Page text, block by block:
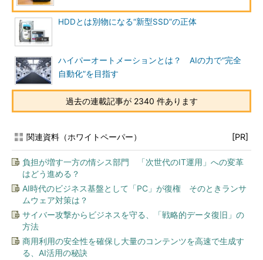
HDDとは別物になる“新型SSD”の正体
ハイパーオートメーションとは？ AIの力で“完全
自動化”を目指す
過去の連載記事が 2340 件あります
関連資料（ホワイトペーパー） [PR]
負担が増す一方の情シス部門 「次世代のIT運用」への変革
はどう進める？
AI時代のビジネス基盤として「PC」が復権 そのときランサ
ムウェア対策は？
サイバー攻撃からビジネスを守る、「戦略的データ復旧」の
方法
商用利用の安全性を確保し大量のコンテンツを高速で生成す
る、AI活用の秘訣